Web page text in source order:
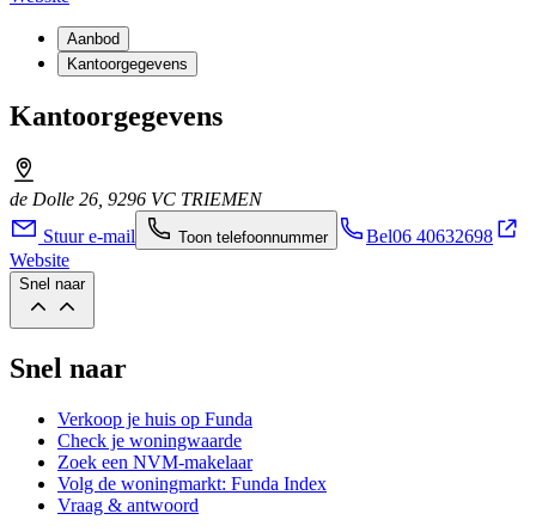
Aanbod
Kantoorgegevens
Kantoorgegevens
de Dolle 26, 9296 VC TRIEMEN
Stuur e-mail
Toon telefoonnummer Bel06 40632698
Website
Snel naar
Snel naar
Verkoop je huis op Funda
Check je woningwaarde
Zoek een NVM-makelaar
Volg de woningmarkt: Funda Index
Vraag & antwoord